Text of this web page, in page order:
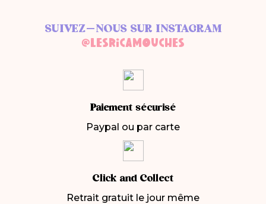
SUIVEZ-NOUS SUR INSTAGRAM
@LESRICAMOUCHES
Paiement sécurisé
Paypal ou par carte
Click and Collect
Retrait gratuit le jour même